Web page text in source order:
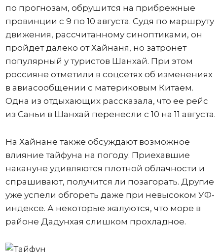
по прогнозам, обрушится на прибрежные
провинции с 9 по 10 августа. Судя по маршруту
движения, рассчитанному синоптиками, он
пройдет далеко от Хайнаня, но затронет
популярный у туристов Шанхай. При этом
россияне отметили в соцсетях об изменениях
в авиасообщении с материковым Китаем.
Одна из отдыхающих рассказала, что ее рейс
из Саньи в Шанхай перенесли с 10 на 11 августа.
На Хайнане также обсуждают возможное
влияние тайфуна на погоду. Приехавшие
накануне удивляются плотной облачности и
спрашивают, получится ли позагорать. Другие
уже успели обгореть даже при невысоком УФ-
индексе. А некоторые жалуются, что море в
районе Дадунхая слишком прохладное.